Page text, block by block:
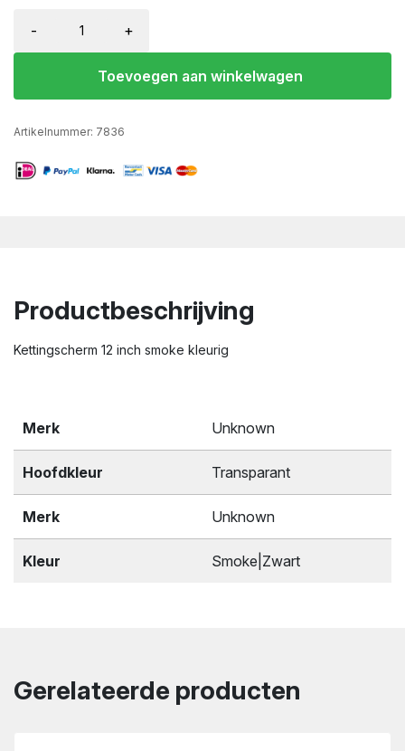
- +
Toevoegen aan winkelwagen
Artikelnummer: 7836
Productbeschrijving
Kettingscherm 12 inch smoke kleurig
Merk Unknown
Hoofdkleur Transparant
Merk Unknown
Kleur Smoke|Zwart
Gerelateerde producten